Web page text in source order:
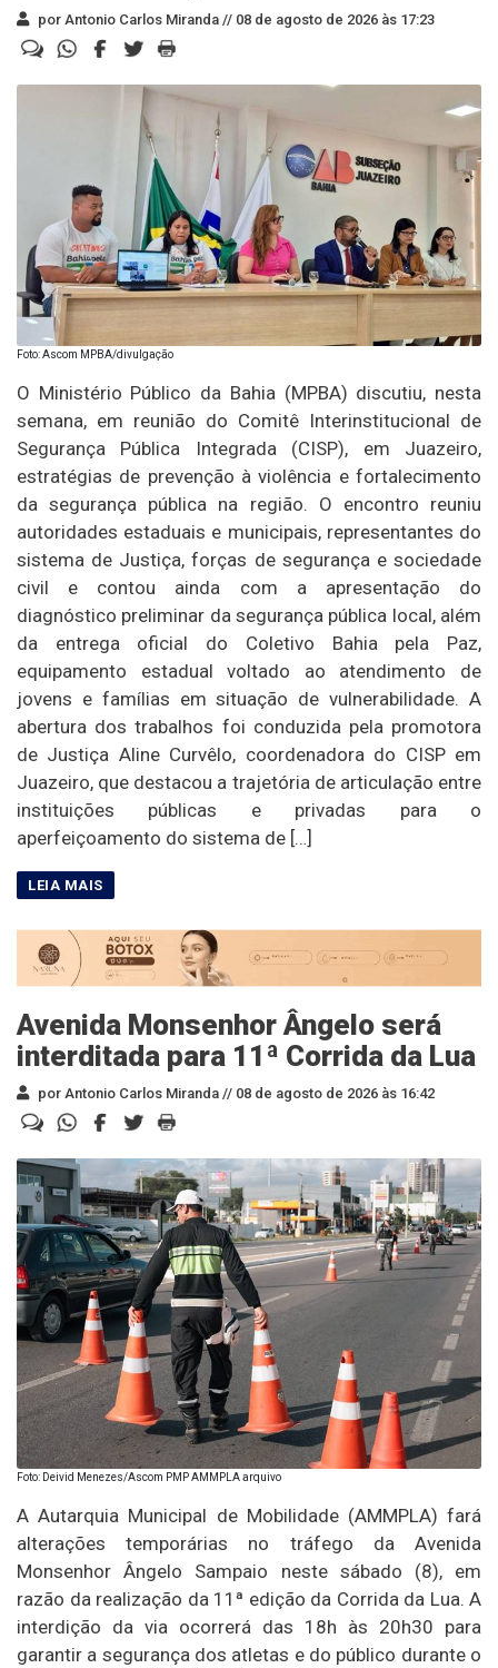
por Antonio Carlos Miranda // 08 de agosto de 2026 às 17:23
Foto: Ascom MPBA/divulgação
O Ministério Público da Bahia (MPBA) discutiu, nesta
semana, em reunião do Comitê Interinstitucional de
Segurança Pública Integrada (CISP), em Juazeiro,
estratégias de prevenção à violência e fortalecimento
da segurança pública na região. O encontro reuniu
autoridades estaduais e municipais, representantes do
sistema de Justiça, forças de segurança e sociedade
civil e contou ainda com a apresentação do
diagnóstico preliminar da segurança pública local, além
da entrega oficial do Coletivo Bahia pela Paz,
equipamento estadual voltado ao atendimento de
jovens e famílias em situação de vulnerabilidade. A
abertura dos trabalhos foi conduzida pela promotora
de Justiça Aline Curvêlo, coordenadora do CISP em
Juazeiro, que destacou a trajetória de articulação entre
instituições públicas e privadas para o
aperfeiçoamento do sistema de […]
Avenida Monsenhor Ângelo será
interditada para 11ª Corrida da Lua
por Antonio Carlos Miranda // 08 de agosto de 2026 às 16:42
Foto: Deivid Menezes/Ascom PMP AMMPLA arquivo
A Autarquia Municipal de Mobilidade (AMMPLA) fará
alterações temporárias no tráfego da Avenida
Monsenhor Ângelo Sampaio neste sábado (8), em
razão da realização da 11ª edição da Corrida da Lua. A
interdição da via ocorrerá das 18h às 20h30 para
garantir a segurança dos atletas e do público durante o